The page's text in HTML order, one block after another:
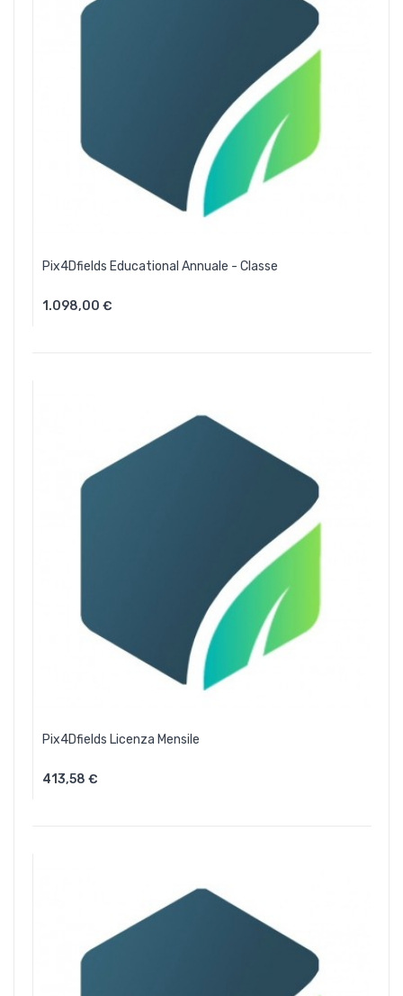
Pix4Dfields Educational Annuale - Classe
1.098,00 €
Aggiungi Al Carrello
Pix4Dfields Licenza Mensile
413,58 €Aggiungi Al Carrello